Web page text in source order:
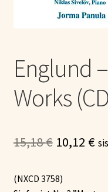
Englund
Works
15,18€
oli:
10,12 €
(NXCD 3758)